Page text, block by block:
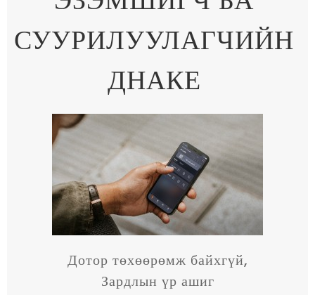
СУУРИЛУУЛАГЧИЙН
ДНАКЕ
Дотор төхөөрөмж байхгүй,
Зардлын үр ашиг